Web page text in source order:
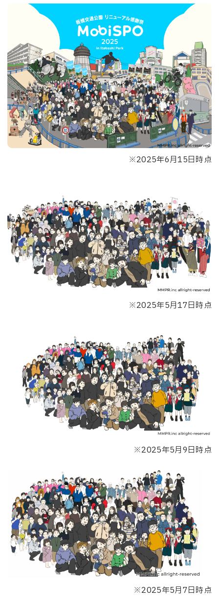
※2025年6月15日時点
※2025年5月17日時点
※2025年5月9日時点
※2025年5月7日時点